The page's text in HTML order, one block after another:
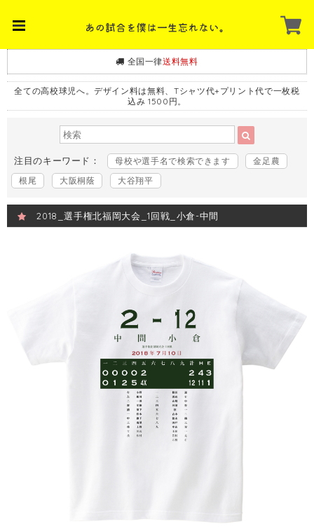
全国一律送料無料
全ての高校球児へ。デザイン料は無料、Tシャツ代+プリント代で一枚税
込み 1500円。
注目のキーワード： 母校や選手名で検索できます
金足農
根尾
大阪桐蔭 大谷翔平
2018_選手権北福岡大会_1回戦_小倉-中間